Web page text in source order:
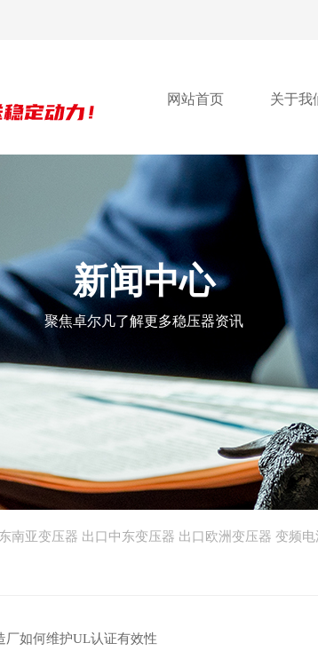
网站首页 关于我
南亚变压器 出口中东变压器 出口欧洲变压器 变频电
新闻中心
聚焦卓尔凡了解更多稳压器资讯
厂如何维护UL认证有效性